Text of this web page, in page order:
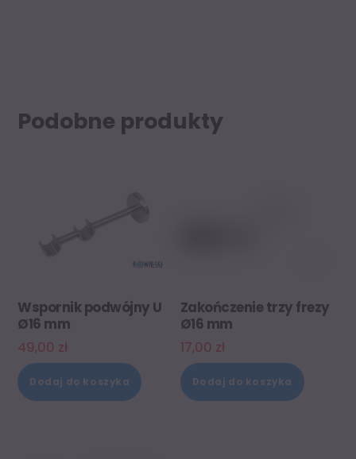
Podobne produkty
Wspornik podwójny U
Ø16 mm
49,00 zł
Dodaj do koszyka
Zakończenie trzy frezy
Ø16 mm
17,00 zł
Dodaj do koszyka